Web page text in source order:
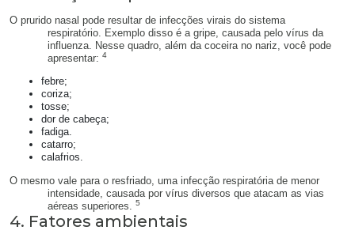
O prurido nasal pode resultar de infecções virais do sistema
respiratório. Exemplo disso é a gripe, causada pelo vírus da
influenza. Nesse quadro, além da coceira no nariz, você pode
apresentar: 4
febre;
coriza;
tosse;
dor de cabeça;
fadiga.
catarro;
calafrios.
O mesmo vale para o resfriado, uma infecção respiratória de menor
intensidade, causada por vírus diversos que atacam as vias
aéreas superiores.
5
4. Fatores ambientais